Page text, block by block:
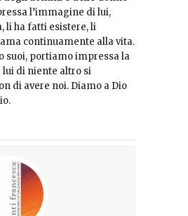
l’immagine di lui,
li ha fatti esistere, li
continuamente alla vita.
suoi, portiamo impressa la
lui di niente altro si
di avere noi. Diamo a Dio